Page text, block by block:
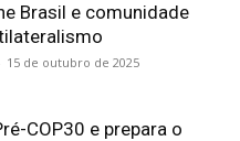
Brasil e comunidade
15 de outubro de 2025
COP30 e prepara o